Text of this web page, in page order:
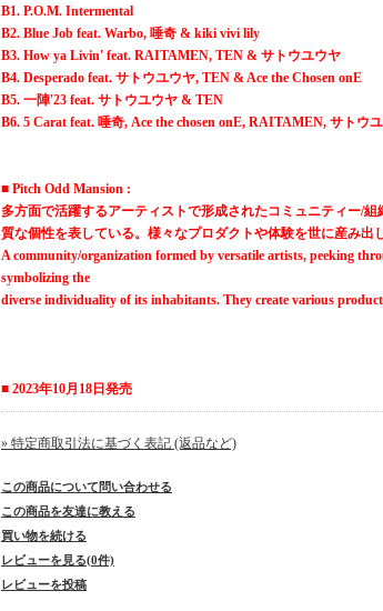
B1. P.O.M. Intermental
B2. Blue Job feat. Warbo, 唾奇 & kiki vivi lily
B3. How ya Livin' feat. RAITAMEN, TEN & サトウユウヤ
B4. Desperado feat. サトウユウヤ, TEN & Ace the Chosen onE
B5. 一陣'23 feat. サトウユウヤ & TEN
B6. 5 Carat feat. 唾奇, Ace the chosen onE, RAITAMEN, サトウ
■ Pitch Odd Mansion :
多方面で活躍するアーティストで形成されたコミュニティー/
質な個性を表している。様々なプロダクトや体験を世に産み出
A community/organization formed by versatile artists, peeking
symbolizing the
diverse individuality of its inhabitants. They create various
■ 2023年10月18日発売
» 特定商取引法に基づく表記 (返品など)
この商品について問い合わせる
この商品を友達に教える
買い物を続ける
レビューを見る(0件)
レビューを投稿